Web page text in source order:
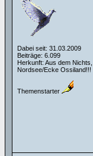
Dabei seit: 31.03.2009
Beiträge: 6.099
Herkunft: Aus dem Nichts,
Nordsee/Ecke Ossiland!!!
Themenstarter